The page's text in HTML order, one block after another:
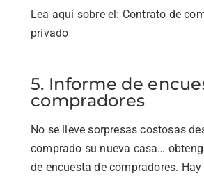
Lea aquí sobre el: Contrato de
privado
5. Informe de
compradores
No se lleve sorpresas costosas
comprado su nueva casa…
de encuesta de compradores.